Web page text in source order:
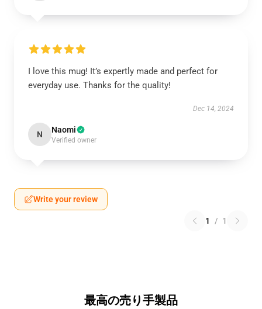
I love this mug! It’s expertly made and perfect for
everyday use. Thanks for the quality!
Dec 14, 2024
N Naomi
Verified owner
Write your review
1 / 1
最高の売り手製品